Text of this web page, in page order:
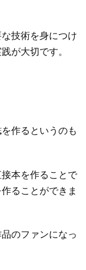
技術を身につけ
が大切です。
作るというのも
本を作ることで
ることができま
のファンになっ